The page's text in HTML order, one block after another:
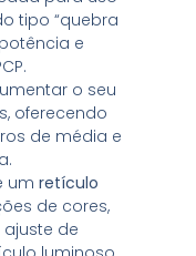
tipo “quebra
e
o seu
oferecendo
de média e
um retículo
de cores,
de